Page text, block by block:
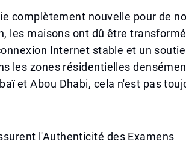
complètement nouvelle pour de
les maisons ont dû être
Internet stable et un
les zones résidentielles
et Abou Dhabi, cela n'est pas
l'Authenticité des Examens